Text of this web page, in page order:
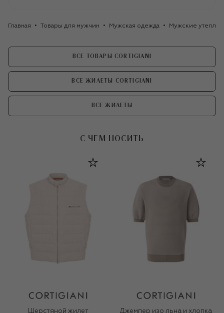
Главная Товары для мужчин Мужская одежда Мужские
ВСЕ ТОВАРЫ CORTIGIANI
ВСЕ ЖИЛЕТЫ CORTIGIANI
ВСЕ ЖИЛЕТЫ
С ЧЕМ НОСИТЬ
Шерстяной жилет
Джемпер изо льна и хлопка